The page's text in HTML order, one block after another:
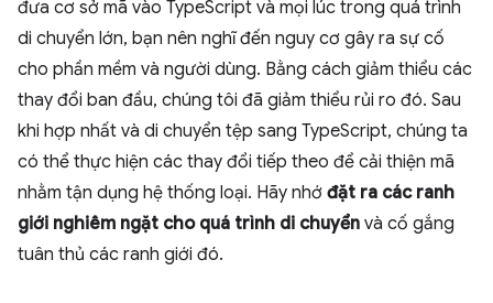
đưa cơ sở mã vào TypeScript và mọi lúc trong quá trình
di chuyển lớn, bạn nên nghĩ đến nguy cơ gây ra sự cố
cho phần mềm và người dùng. Bằng cách giảm thiểu các
thay đổi ban đầu, chúng tôi đã giảm thiểu rủi ro đó. Sau
khi hợp nhất và di chuyển tệp sang TypeScript, chúng ta
có thể thực hiện các thay đổi tiếp theo để cải thiện mã
nhằm tận dụng hệ thống loại. Hãy nhớ đặt ra các ranh
giới nghiêm ngặt cho quá trình di chuyển và cố gắng
tuân thủ các ranh giới đó.